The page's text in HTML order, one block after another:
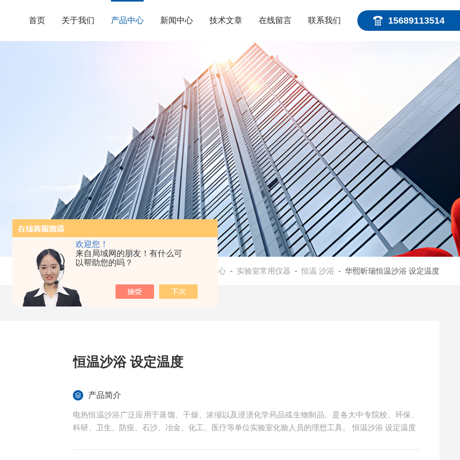
欢迎您！
来自局域网的朋友！有什么可
以帮助您的吗？
15689113514
首页 关于我们 产品中心 新闻中心 技术文章 在线留言 联系我们
产品中心- 实验室常用仪器 - 恒温 沙浴 - 华熙昕瑞恒温沙浴 设定温度
恒温沙浴 设定温度
产品简介
电热恒温沙浴广泛应用于蒸馏、干燥、浓缩以及浸渍化学药品或生物制品。是各大中专院校、环保、
科研、卫生、防疫、石沙、冶金、化工、医疗等单位实验室化验人员的理想工具。 恒温沙浴 设定温度